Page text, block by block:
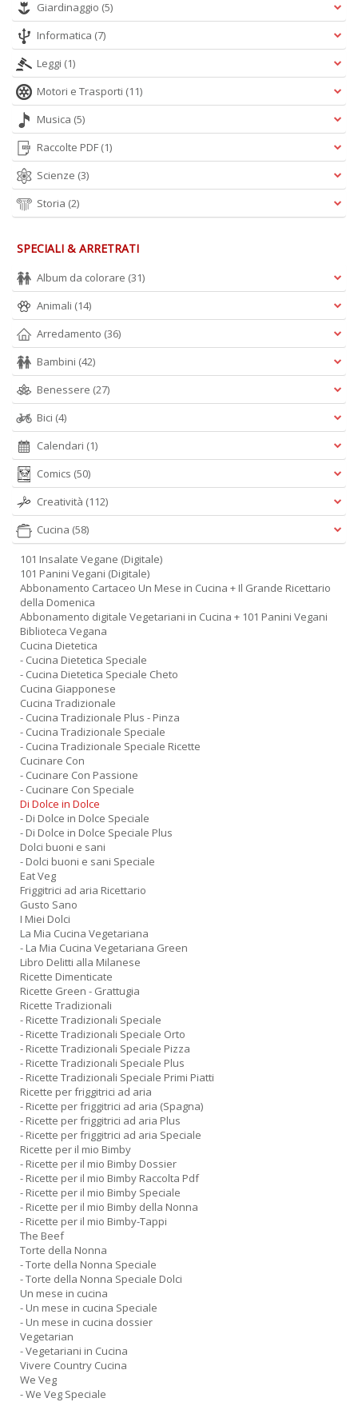
Giardinaggio (5)
Informatica (7)
Leggi (1)
Motori e Trasporti (11)
Musica (5)
Raccolte PDF (1)
Scienze (3)
Storia (2)
SPECIALI & ARRETRATI
Album da colorare (31)
Animali (14)
Arredamento (36)
Bambini (42)
Benessere (27)
Bici (4)
Calendari (1)
Comics (50)
Creatività (112)
Cucina (58)
101 Insalate Vegane (Digitale)
101 Panini Vegani (Digitale)
Abbonamento Cartaceo Un Mese in Cucina + Il Grande Ricettario
della Domenica
Abbonamento digitale Vegetariani in Cucina + 101 Panini Vegani
Biblioteca Vegana
Cucina Dietetica
- Cucina Dietetica Speciale
- Cucina Dietetica Speciale Cheto
Cucina Giapponese
Cucina Tradizionale
- Cucina Tradizionale Plus - Pinza
- Cucina Tradizionale Speciale
- Cucina Tradizionale Speciale Ricette
Cucinare Con
- Cucinare Con Passione
- Cucinare Con Speciale
Di Dolce in Dolce
- Di Dolce in Dolce Speciale
- Di Dolce in Dolce Speciale Plus
Dolci buoni e sani
- Dolci buoni e sani Speciale
Eat Veg
Friggitrici ad aria Ricettario
Gusto Sano
I Miei Dolci
La Mia Cucina Vegetariana
- La Mia Cucina Vegetariana Green
Libro Delitti alla Milanese
Ricette Dimenticate
Ricette Green - Grattugia
Ricette Tradizionali
- Ricette Tradizionali Speciale
- Ricette Tradizionali Speciale Orto
- Ricette Tradizionali Speciale Pizza
- Ricette Tradizionali Speciale Plus
- Ricette Tradizionali Speciale Primi Piatti
Ricette per friggitrici ad aria
- Ricette per friggitrici ad aria (Spagna)
- Ricette per friggitrici ad aria Plus
- Ricette per friggitrici ad aria Speciale
Ricette per il mio Bimby
- Ricette per il mio Bimby Dossier
- Ricette per il mio Bimby Raccolta Pdf
- Ricette per il mio Bimby Speciale
- Ricette per il mio Bimby della Nonna
- Ricette per il mio Bimby-Tappi
The Beef
Torte della Nonna
- Torte della Nonna Speciale
- Torte della Nonna Speciale Dolci
Un mese in cucina
- Un mese in cucina Speciale
- Un mese in cucina dossier
Vegetarian
- Vegetariani in Cucina
Vivere Country Cucina
We Veg
- We Veg Speciale